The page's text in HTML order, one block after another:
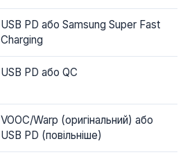
USB PD або Samsung Super Fast
Charging
USB PD або QC
VOOC/Warp (оригінальний) або
USB PD (повільніше)